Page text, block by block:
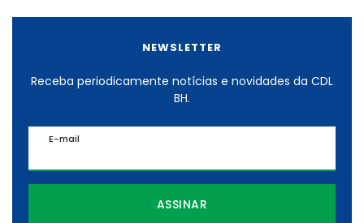
NEWSLETTER
Receba periodicamente notícias e novidades da CDL
BH.
E-mail
ASSINAR